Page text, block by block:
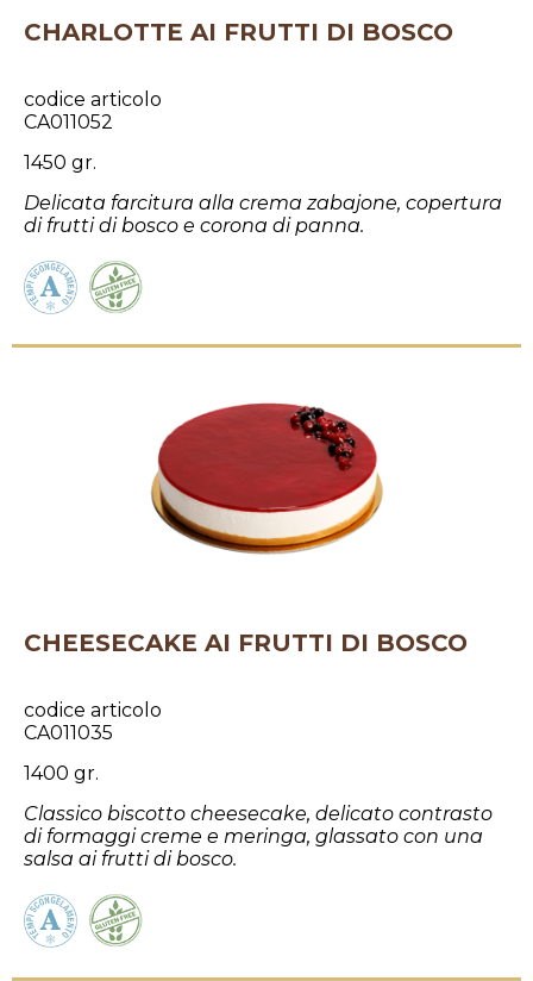
CHARLOTTE AI FRUTTI DI BOSCO
codice articolo
CA011052
1450 gr.
Delicata farcitura alla crema zabajone, copertura
di frutti di bosco e corona di panna.
CHEESECAKE AI FRUTTI DI BOSCO
codice articolo
CA011035
1400 gr.
Classico biscotto cheesecake, delicato contrasto
di formaggi creme e meringa, glassato con una
salsa ai frutti di bosco.